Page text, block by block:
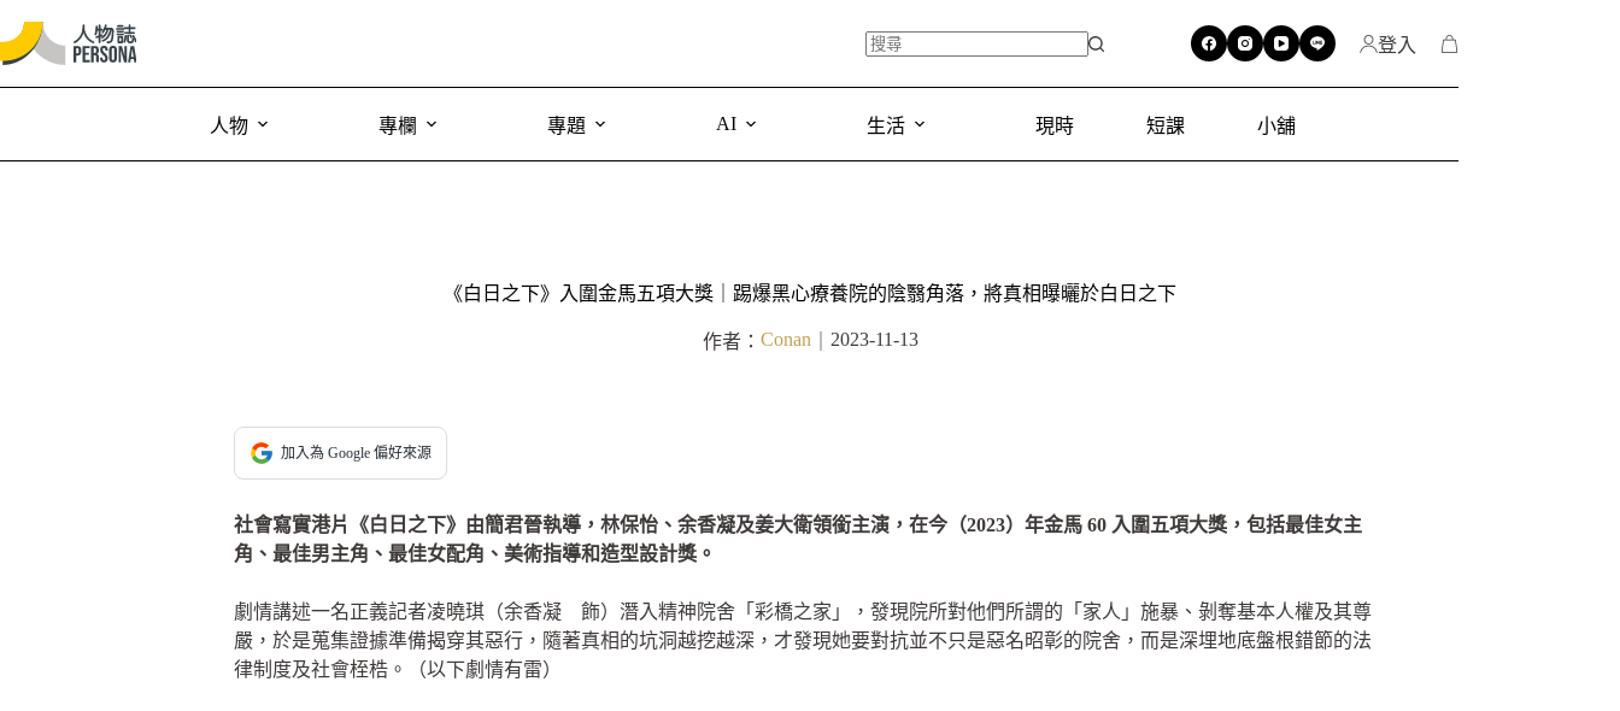
登入
人物 專欄 專題 AI 生活 現時 短課 小舖
《白日之下》入圍金馬五項大獎｜踢爆黑心療養院的陰翳角落，將真相曝曬於白日之下
作者： Conan｜ 2023-11-13
加入為 Google 偏好來源
社會寫實港片《白日之下》由簡君晉執導，林保怡、余香凝及姜大衛領銜主演，在今（2023）年金馬 60 入圍五項大獎，包括最佳女主
角、最佳男主角、最佳女配角、美術指導和造型設計獎。
劇情講述一名正義記者凌曉琪（余香凝 飾）潛入精神院舍「彩橋之家」，發現院所對他們所謂的「家人」施暴、剝奪基本人權及其尊
嚴，於是蒐集證據準備揭穿其惡行，隨著真相的坑洞越挖越深，才發現她要對抗並不只是惡名昭彰的院舍，而是深埋地底盤根錯節的法
律制度及社會桎梏。（以下劇情有雷）